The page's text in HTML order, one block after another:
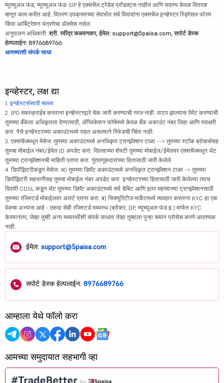
म्युच्युअल फंड, म्युच्युअल फंड-SIP हे एक्सचेंज ट्रेडेड प्रॉडक्ट्स नाहीत आणि सदस्य केवळ वितरक
म्हणून काम करीत आहे. वितरण उपक्रमाच्या संदर्भात सर्व विवादांना एक्सचेंज इन्व्हेस्टर रिड्रेसल फोरम
किंवा आर्बिट्रेशन यंत्रणेचा ॲक्सेस नसेल.
अनुपालन अधिकारी: श्री. रवींद्र कळवणकर, ईमेल: support@5paisa.com, सपोर्ट डेस्क
हेल्पलाईन: 8976689766
आमच्याशी संपर्क साधा
इन्व्हेस्टर, लक्ष द्या
1. इन्व्हेस्टर्ससाठी सल्ला
2. IPO सबस्क्राईब करताना इन्व्हेस्टरद्वारे चेक जारी करण्याची गरज नाही. वाटप झाल्यास पेमेंट करण्याची
तुमच्या बँकेला अधिकृतता देण्यासाठी, ॲप्लिकेशन फॉर्ममध्ये केवळ बँक अकाउंट नंबर लिहा आणि स्वाक्षरी
करा. पैसे इन्व्हेस्टरच्या अकाउंटमध्ये राहत असल्याने रिफंडची चिंता नाही.
3. एक्सचेंजमधून मेसेज: तुमच्या अकाउंटमध्ये अनधिकृत ट्रान्झॅक्शन टाळा --> तुमच्या स्टॉक ब्रोकर्ससह
तुमचा मोबाईल नंबर/ईमेल ID अपडेट करा. दिवसाच्या शेवटी तुमच्या मोबाईल/ईमेलवर एक्सचेंजमधून थेट
तुमच्या ट्रान्झॅक्शनची माहिती प्राप्त करा. गुंतवणूकदारांच्या हितासाठी जारी केलेले.
4. डिपॉझिटरीकडून मेसेज: अ) तुमच्या डिमॅट अकाउंटमध्ये अनधिकृत ट्रान्झॅक्शन टाळा -> तुमच्या
डिपॉझिटरी सहभागीसह तुमचा मोबाईल नंबर अपडेट करा. इन्व्हेस्टरच्या हितासाठी जारी केलेल्या त्याच
दिवशी CDSL कडून थेट तुमच्या डिमॅट अकाउंटमध्ये सर्व डेबिट आणि इतर महत्त्वाच्या ट्रान्झॅक्शनसाठी
तुमच्या रजिस्टर्ड मोबाईलवर अलर्ट प्राप्त करा. ब) सिक्युरिटीज मार्केटमध्ये व्यवहार करताना KYC हा एक
वेळचा अभ्यास आहे - एकदा सेबी रजिस्टर्ड मध्यस्थ (ब्रोकर, DP, म्युच्युअल फंड इ.) मार्फत KYC
केल्यानंतर, जेव्हा तुम्ही अन्य मध्यस्थीशी संपर्क साधता तेव्हा तुम्हाला पुन्हा समान प्रोसेस करणे आवश्यक
नाही.
ईमेल: support@5paisa.com
सपोर्ट डेस्क हेल्पलाईन: 8976689766
आम्हाला येथे फॉलो करा
आमच्या समुदायात सहभागी व्हा